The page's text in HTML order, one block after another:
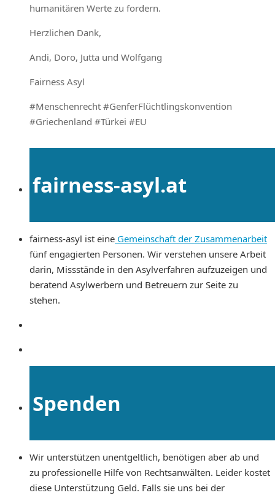
humanitären Werte zu fordern.
Herzlichen Dank,
Andi, Doro, Jutta und Wolfgang
Fairness Asyl
#Menschenrecht #GenferFlüchtlingskonvention
#Griechenland #Türkei #EU
fairness-asyl.at
fairness-asyl ist eine Gemeinschaft der Zusammenarbeit
fünf engagierten Personen. Wir verstehen unsere Arbeit
darin, Missstände in den Asylverfahren aufzuzeigen und
beratend Asylwerbern und Betreuern zur Seite zu
stehen.
Spenden
Wir unterstützen unentgeltlich, benötigen aber ab und
zu professionelle Hilfe von Rechtsanwälten. Leider kostet
diese Unterstützung Geld. Falls sie uns bei der